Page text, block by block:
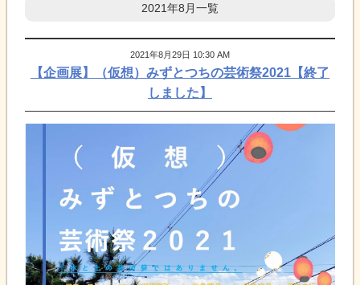
2021年8月一覧
2021年8月29日 10:30 AM
【企画展】（仮想）みずとつちの芸術祭2021【終了
しました】